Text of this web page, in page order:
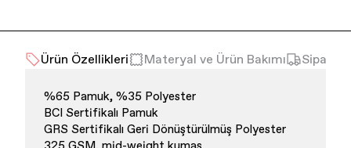
Ürün Özellikleri Materyal ve Ürün Bakımı Sipariş
%65 Pamuk, %35 Polyester
BCI Sertifikalı Pamuk
GRS Sertifikalı Geri Dönüştürülmüş Polyester